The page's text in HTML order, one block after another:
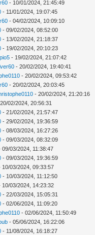
- 10/01/2024, 21:45:49
- 11/01/2024, 19:07:45
- 04/02/2024, 10:09:10
- 09/02/2024, 08:52:00
- 13/02/2024, 21:18:37
- 19/02/2024, 20:10:23
- 19/02/2024, 21:07:42
- 20/02/2024, 19:40:41
- 20/02/2024, 09:53:42
- 20/02/2024, 20:03:45
- 20/02/2024, 21:20:16
02/2024, 20:56:31
- 21/02/2024, 21:57:47
- 29/02/2024, 19:36:59
- 08/03/2024, 16:27:26
- 09/03/2024, 08:32:09
09/03/2024, 11:38:47
- 09/03/2024, 19:36:59
10/03/2024, 09:33:57
- 10/03/2024, 11:12:50
10/03/2024, 14:23:32
- 22/03/2024, 15:05:31
- 02/06/2024, 11:09:20
- 02/06/2024, 11:50:49
- 05/06/2024, 16:22:06
- 11/08/2024, 16:18:27